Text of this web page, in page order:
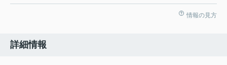
情報の見方
詳細情報